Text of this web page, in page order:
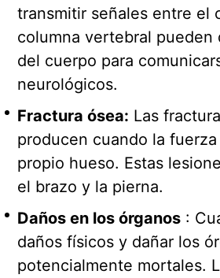
transmitir señales entre el
columna vertebral pueden
del cuerpo para
neurológicos.
Fractura ósea: Las
producen cuando la
propio hueso. Estas
el brazo y la pierna.
Daños en los órganos :
daños físicos y dañar los
potencialmente mortales.